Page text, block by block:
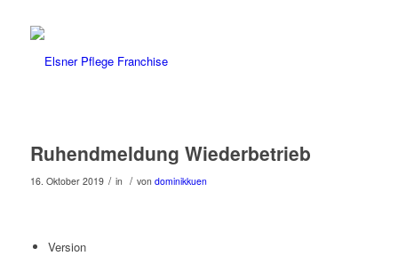
Ruhendmeldung Wiederbetrieb
16. Oktober 2019 / in / von dominikkuen
Version